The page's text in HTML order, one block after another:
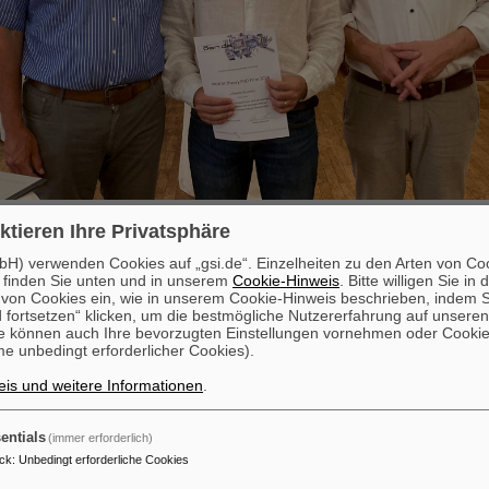
Alle zwei Jahre werden mit diesem Preis
junger Forschender honoriert. In diesem Jahr hat Dr.
Auszeichnung für seine Doktorarbeit „Unified Study of
Mesons at Energies below and above Meson-Meson
PhD-Peis wurde auf dem jüngsten Panda-Kollaborationstreffen
der PANDA-Kollaboration, Professor Klaus Peters, und den
Christian Fischer von der Universität Gießen während einer
überreicht. Dr. Bruschini verwendete Coupled-Channel-
Form für Charmonium-ähnliche Mesonen unterhalb und
Born-Oppenheimer-Näherung ermöglicht eine vereinheitlichte
Ihre Privatsphäre
verwenden Cookies auf „gsi.de“. Einzelheiten zu den Arten von
Sie unten und in unserem Cookie-Hinweis . Bitte willigen Sie in
Cookies ein, wie in unserem Cookie-Hinweis beschrieben, indem
fortsetzen“ klicken, um die bestmögliche Nutzererfahrung auf
können auch Ihre bevorzugten Einstellungen vornehmen oder
unbedingt erforderlicher Cookies).
und weitere Informationen
(immer erforderlich)
: Unbedingt erforderliche Cookies